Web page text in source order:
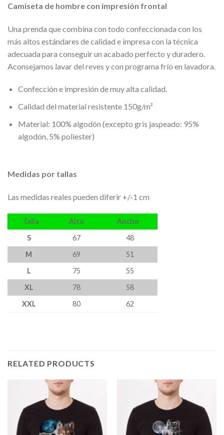
Camiseta de hombre con impresión frontal
Una prenda que combina con todo confeccionada con los
más altos estándares de calidad e impresa con la técnica
adecuada para conseguir un acabado perfecto y duradero.
Aconsejamos lavar del reves y con programa frío en lavadora.
Confección e impresión de muy alta calidad.
Calidad del material resistente 150g/m²
Material: 100% algodón (excepto gris jaspeado: 95%
algodón, 5% poliester)
Medidas por tallas
Las medidas reales pueden diferir +/-1 cm
Talla Alto
Ancho
S
67
48
M
69
51
L
75
55
XL
78
58
XXL
80 62
RELATED PRODUCTS